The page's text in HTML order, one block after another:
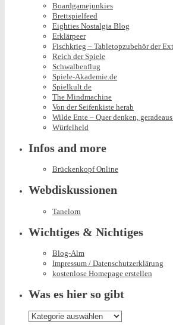
Boardgamejunkies
Brettspielfeed
Eighties Nostalgia Blog
Erklärpeer
Fischkrieg – Tabletopzubehör der
Reich der Spiele
Schwalbenflug
Spiele-Akademie.de
Spielkult.de
The Mindmachine
Von der Seifenkiste herab
Wilde Ente – Quer denken,
Würfelheld
Infos and more
Brückenkopf Online
Webdiskussionen
Tanelorn
Wichtiges & Nichtiges
Blog-Alm
Impressum / Datenschutzerklärung
kostenlose Homepage erstellen
Was es hier so gibt
Was